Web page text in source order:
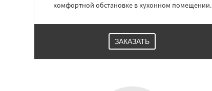
комфортной обстановке в кухонном помещении.
ЗАКАЗАТЬ